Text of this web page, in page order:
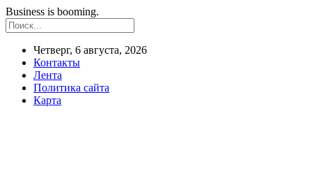
Business is booming.
Четверг, 6 августа, 2026
Контакты
Лента
Политика сайта
Карта